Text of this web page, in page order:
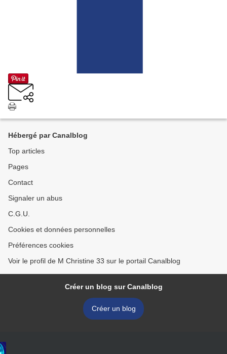
Hébergé par Canalblog
Top articles
Pages
Contact
Signaler un abus
C.G.U.
Cookies et données personnelles
Préférences cookies
Voir le profil de M Christine 33 sur le portail Canalblog
Créer un blog sur Canalblog
Créer un blog